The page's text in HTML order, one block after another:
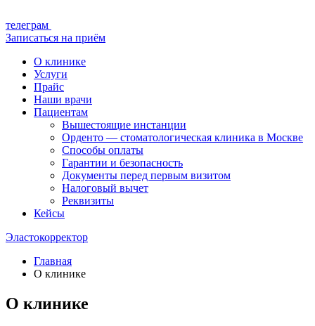
телеграм
Записаться на приём
О клинике
Услуги
Прайс
Наши врачи
Пациентам
Вышестоящие инстанции
Орденто — стоматологическая клиника в Москве
Способы оплаты
Гарантии и безопасность
Документы перед первым визитом
Налоговый вычет
Реквизиты
Кейсы
Эластокорректор
Главная
О клинике
О клинике